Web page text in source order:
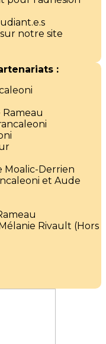
sur notre site
:
Moalic-Derrien
et Aude
Rivault (Hors